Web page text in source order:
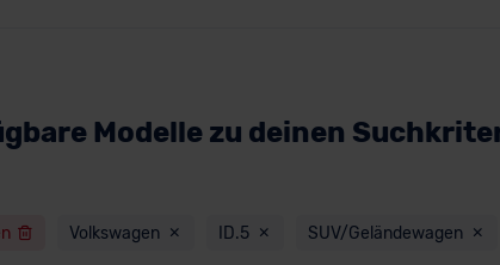
Modelle zu deinen
Volkswagen ID.5 SUV/Geländewagen